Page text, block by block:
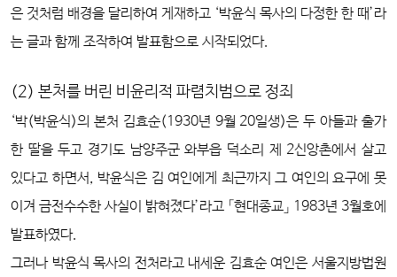
은 것처럼 배경을 달리하여 게재하고 ‘박윤식 목사의 다정한 한 때’라
는 글과 함께 조작하여 발표함으로 시작되었다.
(2) 본처를 버린 비윤리적 파렴치범으로 정죄
‘박(박윤식)의 본처 김효순(1930년 9월 20일생)은 두 아들과 출가
한 딸을 두고 경기도 남양주군 와부읍 덕소리 제 2신앙촌에서 살고
있다고 하면서, 박윤식은 김 여인에게 최근까지 그 여인의 요구에 못
이겨 금전수수한 사실이 밝혀졌다’라고 「현대종교」 1983년 3월호에
발표하였다.
그러나 박윤식 목사의 전처라고 내세운 김효순 여인은 서울지방법원